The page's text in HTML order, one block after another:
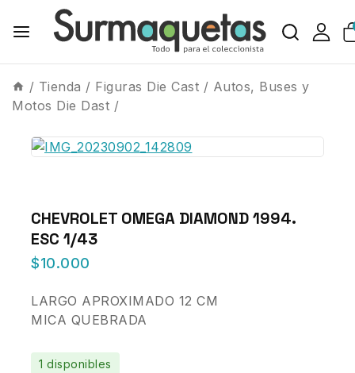
/ Tienda / Figuras Die Cast / Autos, Buses y
Motos Die Dast /
CHEVROLET OMEGA DIAMOND 1994.
ESC 1/43
$10.000
LARGO APROXIMADO 12 CM
MICA QUEBRADA
1 disponibles